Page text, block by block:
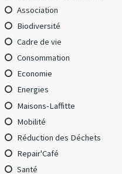
Association
Biodiversité
Cadre de vie
Consommation
Economie
Energies
Maisons-Laffitte
Mobilité
Réduction des Déchets
Repair'Café
Santé